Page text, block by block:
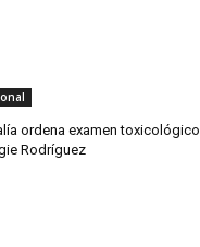
ordena examen toxicológico
Rodríguez